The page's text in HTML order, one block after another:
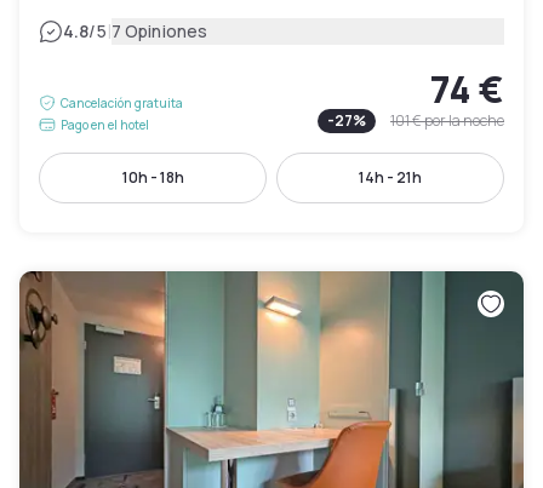
4.8/5|7 Opiniones
Cancelación gratuita
Pago en el hotel
74 €
-27% 101 €por la noche
10h - 18h 14h - 21h